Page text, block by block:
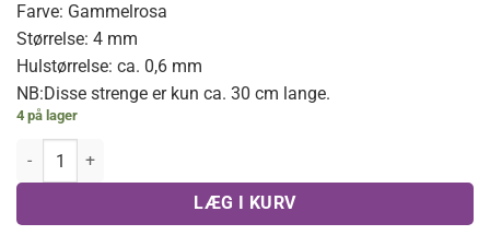
Farve: Gammelrosa
Størrelse: 4 mm
Hulstørrelse: ca. 0,6 mm
NB:Disse strenge er kun ca. 30 cm lange.
4 på lager
Bikoniske glasperler facet, gammelrosa 4 mm antal
LÆG I KURV